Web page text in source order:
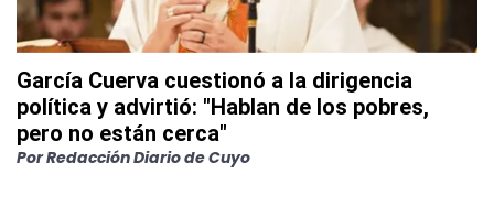
García Cuerva cuestionó a la dirigencia
política y advirtió: "Hablan de los pobres,
pero no están cerca"
PorRedacción Diario de Cuyo